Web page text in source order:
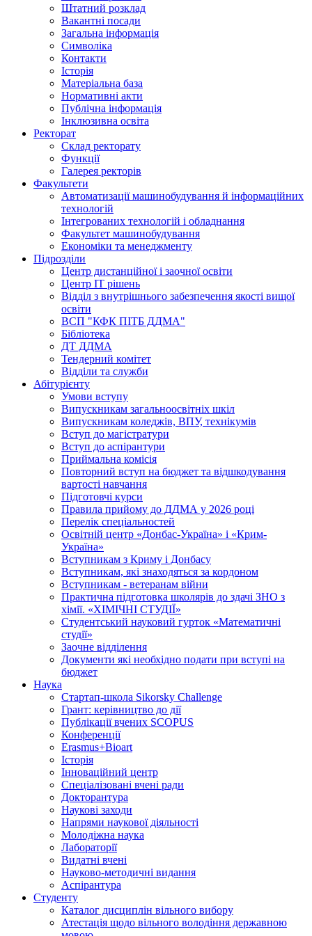
Штатний розклад
Вакантні посади
Загальна інформація
Символіка
Контакти
Історія
Матеріальна база
Нормативні акти
Публічна інформація
Інклюзивна освіта
Ректорат
Склад ректорату
Функції
Галерея ректорів
Факультети
Автоматизації машинобудування й інформаційних
технологій
Інтегрованих технологій і обладнання
Факультет машинобудування
Економіки та менеджменту
Підрозділи
Центр дистанційної і заочної освіти
Центр ІТ рішень
Відділ з внутрішнього забезпечення якості вищої
освіти
ВСП "КФК ПІТБ ДДМА"
Бібліотека
ДТ ДДМА
Тендерний комітет
Відділи та служби
Абітурієнту
Умови вступу
Випускникам загальноосвітніх шкіл
Випускникам коледжів, ВПУ, технікумів
Вступ до магістратури
Вступ до аспірантури
Приймальна комісія
Повторний вступ на бюджет та відшкодування
вартості навчання
Підготовчі курси
Правила прийому до ДДМА у 2026 році
Перелік спеціальностей
Освітній центр «Донбас-Україна» і «Крим-
Україна»
Вступникам з Криму і Донбасу
Вступникам, які знаходяться за кордоном
Вступникам - ветеранам війни
Практична підготовка школярів до здачі ЗНО з
хімії. «ХІМІЧНІ СТУДІЇ»
Студентський науковий гурток «Математичні
студії»
Заочне відділення
Документи які необхідно подати при вступі на
бюджет
Наука
Стартап-школа Sikorsky Challenge
Грант: керівництво до дії
Публікації вчених SCOPUS
Конференції
Erasmus+Bioart
Історія
Інноваційний центр
Спеціалізовані вчені ради
Докторантура
Наукові заходи
Напрями наукової діяльності
Молодіжна наука
Лабораторії
Видатні вчені
Науково-методичні видання
Аспірантура
Студенту
Каталог дисциплін вільного вибору
Атестація щодо вільного володіння державною